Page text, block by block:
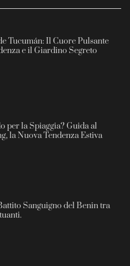
Tucumán: Il Cuore Pulsante
e il Giardino Segreto
per la Spiaggia? Guida al
la Nuova Tendenza Estiva
Sanguigno del Benin tra